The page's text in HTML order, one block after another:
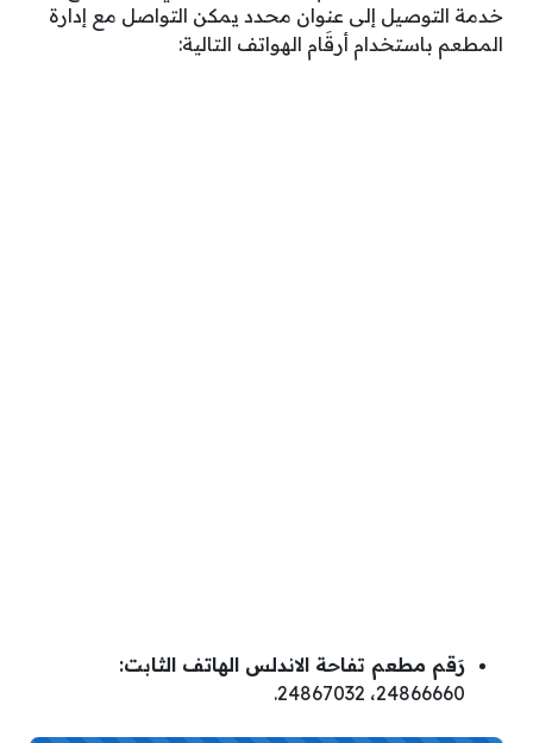
خدمة التوصيل إلى عنوان محدد يمكن التواصل مع إدارة
المطعم باستخدام أرقَام الهواتف التالية:
رَقم مطعم تفاحة الاندلس الهاتف الثابت:
24866660، 24867032.